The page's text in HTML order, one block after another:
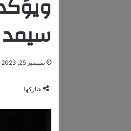
سيمد
سبتمبر 25, 2023
شاركها